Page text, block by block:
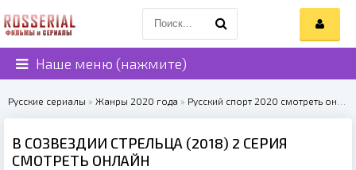
Наше меню (нажмите)
Русские сериалы » Жанры 2020 года » Русский спорт 2020 смотреть онлайн
В СОЗВЕЗДИИ СТРЕЛЬЦА (2018) 2 СЕРИЯ
СМОТРЕТЬ ОНЛАЙН